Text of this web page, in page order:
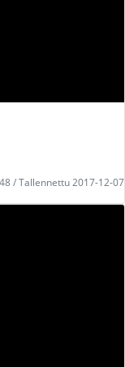
/ Tallennettu 2017-12-07